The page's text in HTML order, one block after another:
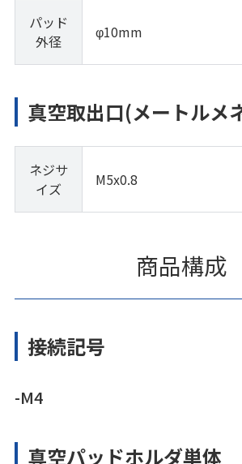
パッド
外径
φ10mm
真空取出口(メートルメ
ネジサ
イズ
M5x0.8
商品構成
接続記号
-M4
真空パッドホルダ単体